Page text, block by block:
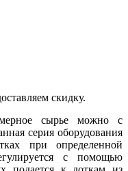
скидку.
сырье можно с
серия оборудования
при определенной
с помощью